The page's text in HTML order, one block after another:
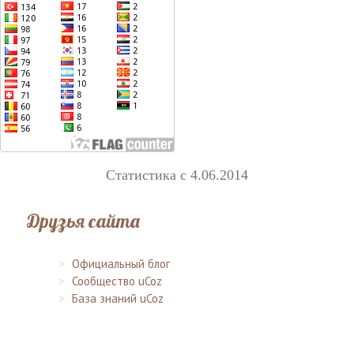
Статистика с 4.06.2014
Друзья сайта
Официальный блог
Сообщество uCoz
База знаний uCoz